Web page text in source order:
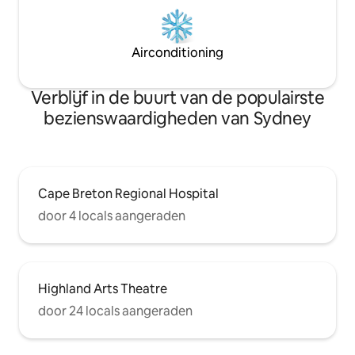
Airconditioning
Verblijf in de buurt van de populairste
bezienswaardigheden van Sydney
Cape Breton Regional Hospital
door 4 locals aangeraden
Highland Arts Theatre
door 24 locals aangeraden